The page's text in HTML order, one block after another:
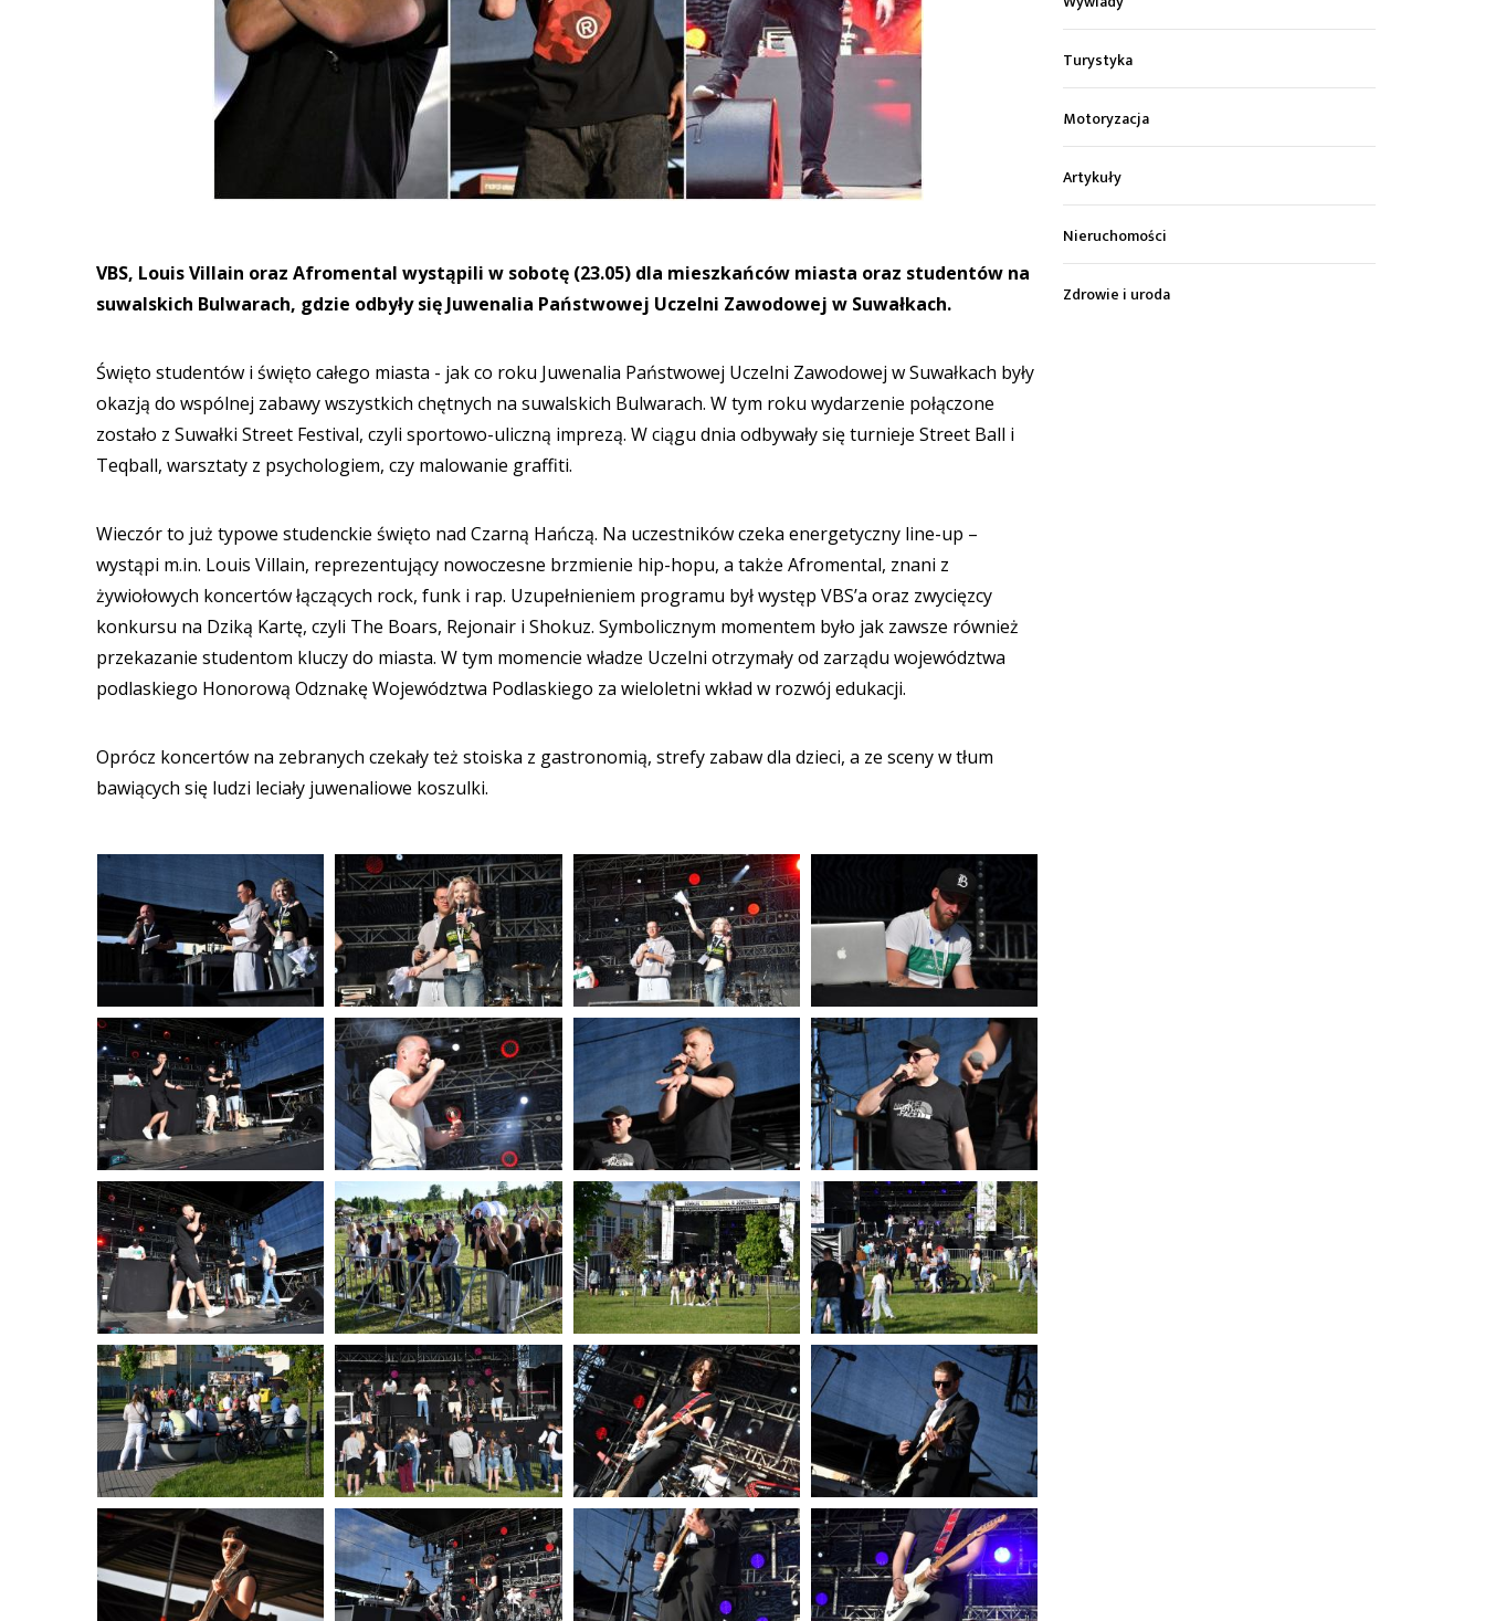
VBS, Louis Villain oraz Afromental wystąpili w sobotę (23.05) dla mieszkańców miasta oraz studentów na
suwalskich Bulwarach, gdzie odbyły się Juwenalia Państwowej Uczelni Zawodowej w Suwałkach.
Święto studentów i święto całego miasta - jak co roku Juwenalia Państwowej Uczelni Zawodowej w Suwałkach były
okazją do wspólnej zabawy wszystkich chętnych na suwalskich Bulwarach. W tym roku wydarzenie połączone
zostało z Suwałki Street Festival, czyli sportowo-uliczną imprezą. W ciągu dnia odbywały się turnieje Street Ball i
Teqball, warsztaty z psychologiem, czy malowanie graffiti.
Wieczór to już typowe studenckie święto nad Czarną Hańczą. Na uczestników czeka energetyczny line-up –
wystąpi m.in. Louis Villain, reprezentujący nowoczesne brzmienie hip-hopu, a także Afromental, znani z
żywiołowych koncertów łączących rock, funk i rap. Uzupełnieniem programu był występ VBS’a oraz zwycięzcy
konkursu na Dziką Kartę, czyli The Boars, Rejonair i Shokuz. Symbolicznym momentem było jak zawsze również
przekazanie studentom kluczy do miasta. W tym momencie władze Uczelni otrzymały od zarządu województwa
podlaskiego Honorową Odznakę Województwa Podlaskiego za wieloletni wkład w rozwój edukacji.
Oprócz koncertów na zebranych czekały też stoiska z gastronomią, strefy zabaw dla dzieci, a ze sceny w tłum
bawiących się ludzi leciały juwenaliowe koszulki.
Turystyka
Motoryzacja
Artykuły
Nieruchomości
Zdrowie i uroda